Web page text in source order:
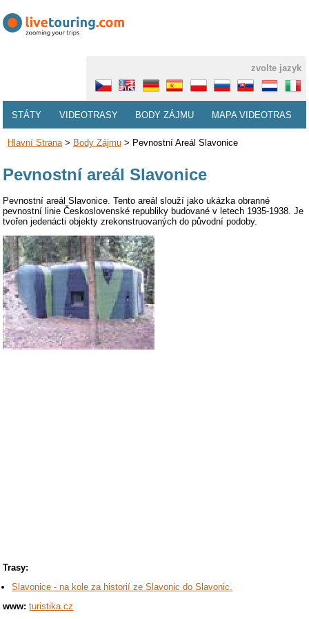
zvolte jazyk
STÁTY VIDEOTRASY BODY ZÁJMU MAPA VIDEOTRAS
Hlavní Strana> Body Zájmu> Pevnostní Areál Slavonice
Pevnostní areál Slavonice
Pevnostní areál Slavonice. Tento areál slouží jako ukázka obranné
pevnostní linie Československé republiky budované v letech 1935-1938. Je
tvořen jedenácti objekty zrekonstruovaných do původní podoby.
Trasy:
Slavonice - na kole za historií ze Slavonic do Slavonic.
www: turistika.cz